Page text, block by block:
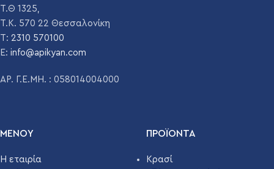
ΧΡΏΜΑ
3432
Τ.Θ 1325,
Τ.Κ. 570 22 Θεσσαλονίκη
T: 2310 570100
E: info@apikyan.com
ΑΡ. Γ.Ε.ΜΗ. : 058014004000
ΜΕΝΟΥ
Η εταιρία
ΠΡΟΪΌΝΤΑ
Κρασί